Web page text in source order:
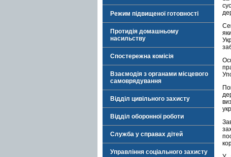
Режим підвищеної готовності
Протидія домашньому
насильству
Спостережна комісія
Взаємодія з органами місцевого
самоврядування
Відділ цивільного захисту
Відділ оборонної роботи
Служба у справах дітей
Управління соціального захисту